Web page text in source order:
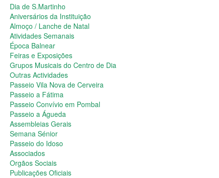
Grupos Musicais do Centro de Dia
Outras Actividades
Passeio Vila Nova de Cerveira
Passeio a Fátima
Passeio Convívio em Pombal
Passeio a Águeda
Assembleias Gerais
Semana Sénior
Passeio do Idoso
Associados
Orgãos Sociais
Publicações Oficiais
Contactos
Dia de S.Martinho
Aniversários da Instituição
Almoço / Lanche de Natal
Atividades Semanais
Época Balnear
Feiras e Exposições
Grupos Musicais do Centro de Dia
Outras Actividades
Passeio Vila Nova de Cerveira
Passeio a Fátima
Passeio Convívio em Pombal
Passeio a Águeda
Assembleias Gerais
Semana Sénior
Passeio do Idoso
Associados
Orgãos Sociais
Publicações Oficiais